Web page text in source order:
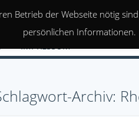
IMPRESSUM
Archiv:
Betrieb der Webseite nötig
persönlichen Informationen.